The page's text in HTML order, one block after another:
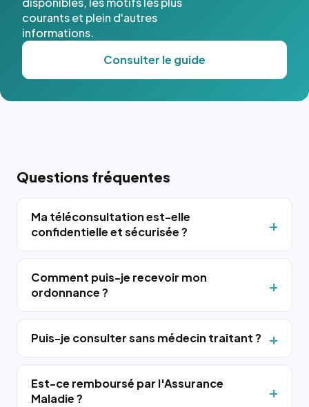
courants et plein d'autres
informations.
Consulter le guide
Questions fréquentes
Ma téléconsultation est-elle
confidentielle et sécurisée ?
Comment puis-je recevoir mon
ordonnance ?
Puis-je consulter sans médecin traitant ?
Est-ce remboursé par l'Assurance
Maladie ?